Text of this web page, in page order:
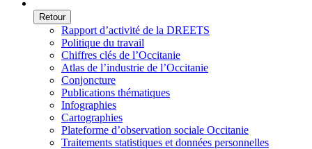
Retour
Rapport d’activité de la DREETS
Politique du travail
Chiffres clés de l’Occitanie
Atlas de l’industrie de l’Occitanie
Conjoncture
Publications thématiques
Infographies
Cartographies
Plateforme d’observation sociale Occitanie
Traitements statistiques et données personnelles